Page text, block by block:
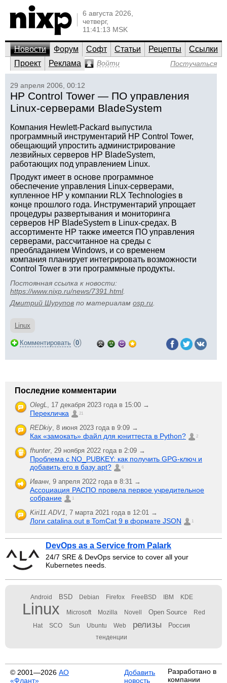
6 августа 2026,
четверг,
11:41:13 MSK
Новости Форум Софт Статьи Рецепты
Ссылки
Проект
Реклама Войти Постучаться
29 апреля 2006, 00:12
HP Control Tower — ПО управления
Linux-серверами BladeSystem
Компания Hewlett-Packard выпустила
программный инструментарий HP Control Tower,
обещающий упростить администрирование
лезвийных серверов HP BladeSystem,
работающих под управлением Linux.
Продукт имеет в основе программное
обеспечение управления Linux-серверами,
купленное HP у компании RLX Technologies в
конце прошлого года. Инструментарий упрощает
процедуры развертывания и мониторинга
серверов HP BladeSystem в Linux-средах. В
ассортименте HP также имеется ПО управления
серверами, рассчитанное на среды с
преобладанием Windows, и со временем
компания планирует интегрировать возможности
Control Tower в эти программные продукты.
Постоянная ссылка к новости:
https://www.nixp.ru/news/7391.html.
Дмитрий Шурупов по материалам osp.ru
Linux
Комментировать (0)
Последние комментарии
OlegL, 17 декабря 2023 года в 15:00 →
Перекличка 21
REDkiy, 8 июня 2023 года в 9:09 →
Как «замокать» файл для юниттеста в Python? 2
fhunter, 29 ноября 2022 года в 2:09 →
Проблема с NO_PUBKEY: как получить GPG-ключ и
добавить его в базу apt?
6
Иванн, 9 апреля 2022 года в 8:31 →
Ассоциация РАСПО провела первое учредительное
собрание
1
Kiri11.ADV1, 7 марта 2021 года в 12:01 →
Логи catalina.out в TomCat 9 в формате JSON 1
DevOps as a Service from Palark
24/7 SRE & DevOps service to cover all your
Kubernetes needs.
Android BSD Debian Firefox FreeBSD IBM KDE
Linux Microsoft Mozilla Novell Open Source Red
Hat SCO Sun Ubuntu Web релизы Россия
тенденции
© 2001—2026 АО
«Флант»
Добавить
новость
Разработано в
компании